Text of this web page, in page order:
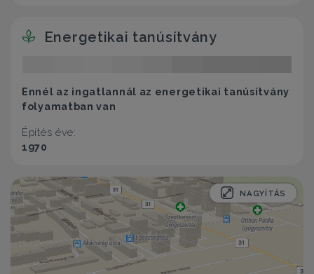
Energetikai tanúsítvány
Ennél az ingatlannál az energetikai tanúsítvány
folyamatban van
Építés éve:
1970
NAGYÍTÁS